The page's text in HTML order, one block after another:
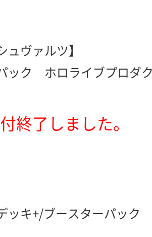
ュヴァルツ】
ック ホロライブプロダ
終了しました。
ッキ+/ブースターパッ